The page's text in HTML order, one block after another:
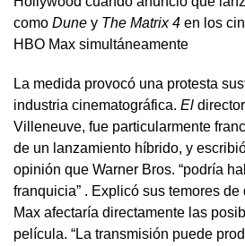
como Dune y The Matrix 4 en los
HBO Max simultáneamente
La medida provocó una protesta
industria cinematográfica. El
Villeneuve, fue particularmente
de un lanzamiento híbrido, y
opinión que Warner Bros. “podría
franquicia” . Explicó sus temores
Max afectaría directamente las
película. “La transmisión puede